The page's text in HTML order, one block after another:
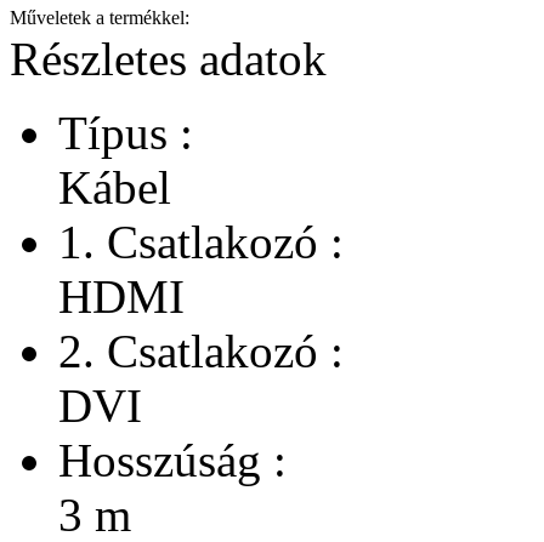
Műveletek a termékkel:
Részletes adatok
Típus :
Kábel
1. Csatlakozó :
HDMI
2. Csatlakozó :
DVI
Hosszúság :
3 m